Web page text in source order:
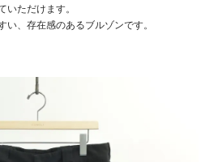
いただけます。
い、存在感のあるブルゾンです。